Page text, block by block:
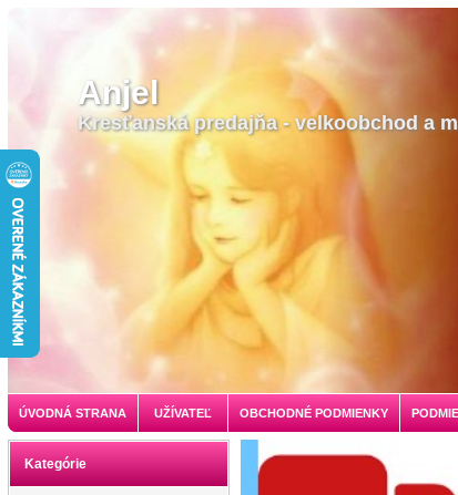
Anjel
Kresťanská predajňa - velkoobchod a
ÚVODNÁ STRANA UŽÍVATEĽ OBCHODNÉ PODMIENKY
Kategórie